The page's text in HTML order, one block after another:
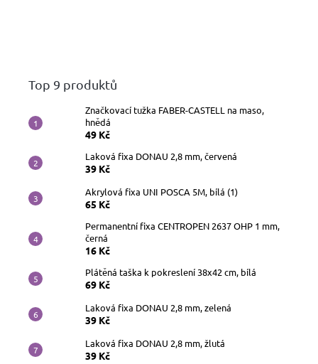
Top 9 produktů
Značkovací tužka FABER-CASTELL na maso,
hnědá
49 Kč
Laková fixa DONAU 2,8 mm, červená
39 Kč
Akrylová fixa UNI POSCA 5M, bílá (1)
65 Kč
Permanentní fixa CENTROPEN 2637 OHP 1 mm,
černá
16 Kč
Plátěná taška k pokreslení 38x42 cm, bílá
69 Kč
Laková fixa DONAU 2,8 mm, zelená
39 Kč
Laková fixa DONAU 2,8 mm, žlutá
39 Kč